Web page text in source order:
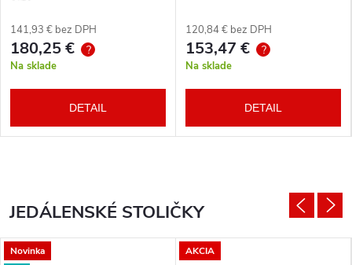
141,93 € bez DPH
180,25 € ?
Na sklade
DETAIL
120,84 € bez DPH
153,47 € ?
Na sklade
DETAIL
JEDÁLENSKÉ STOLIČKY
Novinka
AKCIA